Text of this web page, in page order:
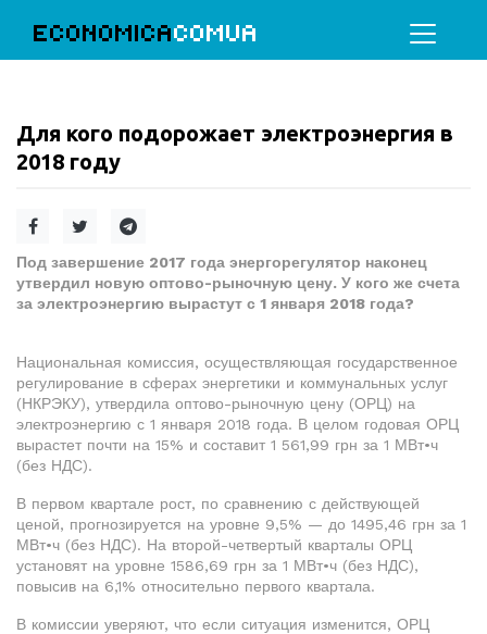
ECONOMICACOMUA
Для кого подорожает электроэнергия в
2018 году
Под завершение 2017 года энергорегулятор наконец
утвердил новую оптово-рыночную цену. У кого же счета
за электроэнергию вырастут с 1 января 2018 года?
Национальная комиссия, осуществляющая государственное
регулирование в сферах энергетики и коммунальных услуг
(НКРЭКУ), утвердила оптово-рыночную цену (ОРЦ) на
электроэнергию с 1 января 2018 года. В целом годовая ОРЦ
вырастет почти на 15% и составит 1 561,99 грн за 1 МВт•ч
(без НДС).
В первом квартале рост, по сравнению с действующей
ценой, прогнозируется на уровне 9,5% — до 1495,46 грн за 1
МВт•ч (без НДС). На второй-четвертый кварталы ОРЦ
установят на уровне 1586,69 грн за 1 МВт•ч (без НДС),
повысив на 6,1% относительно первого квартала.
В комиссии уверяют, что если ситуация изменится, ОРЦ